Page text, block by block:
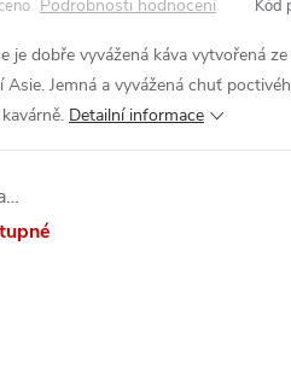
Podrobnosti hodnocení Kód
je dobře vyvážená káva vytvořená
Asie. Jemná a vyvážená chuť
Detailní informace